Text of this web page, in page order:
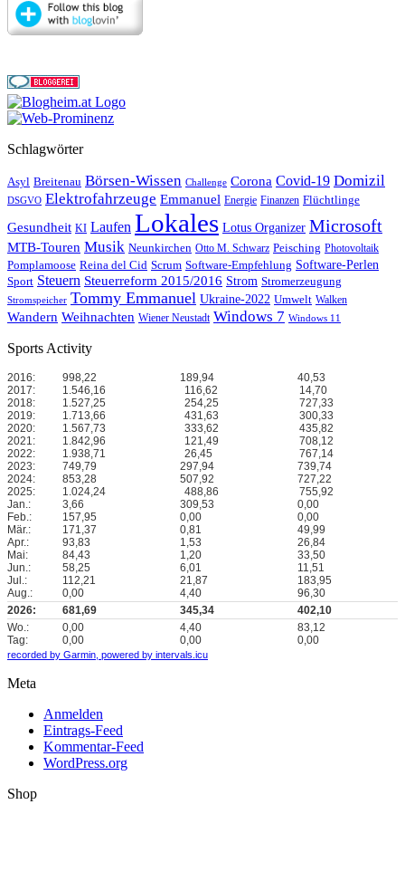
Schlagwörter
Asyl Breitenau Börsen-Wissen Challenge Corona Covid-19 Domizil
DSGVO Elektrofahrzeuge Emmanuel Energie Finanzen Flüchtlinge
Gesundheit KI Laufen Lokales Lotus Organizer Microsoft
MTB-Touren Musik Neunkirchen Otto M. Schwarz Peisching Photovoltaik
Pomplamoose Reina del Cid Scrum Software-Empfehlung Software-Perlen
Sport Steuern Steuerreform 2015/2016 Strom Stromerzeugung
Stromspeicher Tommy Emmanuel Ukraine-2022 Umwelt Walken
Wandern Weihnachten Wiener Neustadt Windows 7 Windows 11
Sports Activity
2016: 998,22 189,94
40,53
2017:
1.546,16 116,62
14,70
2018:
1.527,25 254,25
727,33
2019:
1.713,66 431,63
300,33
2020:
1.567,73 333,62
435,82
2021:
1.842,96 121,49
708,12
2022:
1.938,71 26,45
767,14
2023:
749,79 297,94
739,74
2024:
853,28 507,92
727,22
2025:
1.024,24 488,86
755,92
Jan.:
3,66 309,53
0,00
Feb.:
157,95 0,00
0,00
Mär.:
171,37 0,81
49,99
Apr.:
93,83 1,53
26,84
Mai:
84,43 1,20
33,50
Jun.:
58,25 6,01
11,51
Jul.:
112,21 21,87
183,95
Aug.:
0,00 4,40
96,30
2026:
681,69 345,34
402,10
Wo.:
0,00 4,40
83,12
Tag:
0,00 0,00 0,00
recorded by Garmin, powered by intervals.icu
Meta
Anmelden
Eintrags-Feed
Kommentar-Feed
WordPress.org
Shop